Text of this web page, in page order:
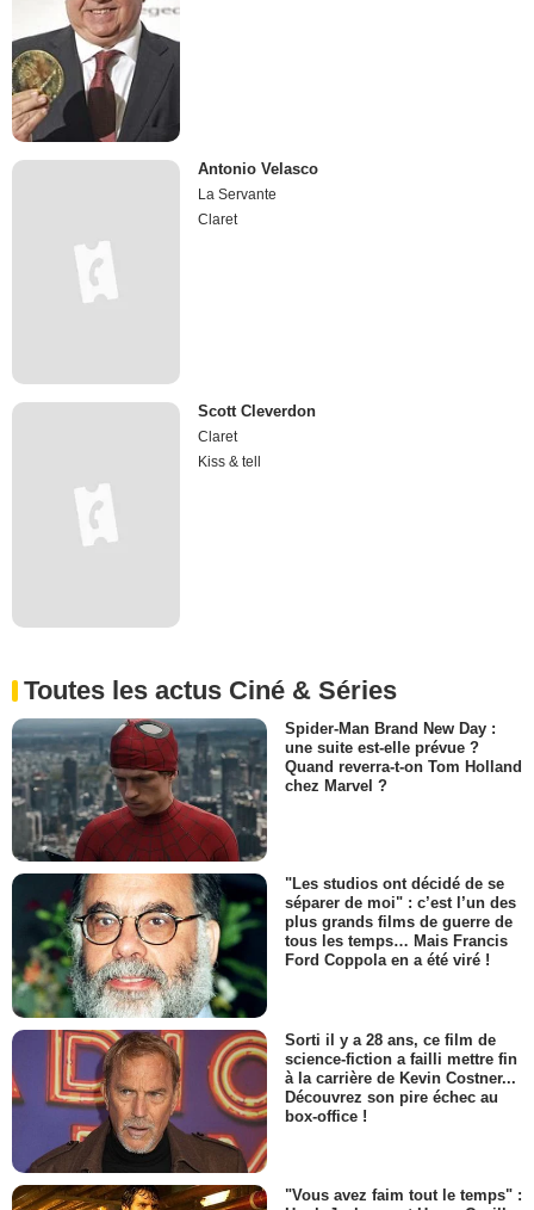
Antonio Velasco
La Servante
Claret
Scott Cleverdon
Claret
Kiss & tell
Toutes les actus Ciné & Séries
Spider-Man Brand New Day :
une suite est-elle prévue ?
Quand reverra-t-on Tom Holland
chez Marvel ?
"Les studios ont décidé de se
séparer de moi" : c’est l’un des
plus grands films de guerre de
tous les temps… Mais Francis
Ford Coppola en a été viré !
Sorti il y a 28 ans, ce film de
science-fiction a failli mettre fin
à la carrière de Kevin Costner...
Découvrez son pire échec au
box-office !
"Vous avez faim tout le temps" :